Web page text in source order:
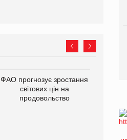
ФАО прогнозує зростання
світових цін на
продовольство